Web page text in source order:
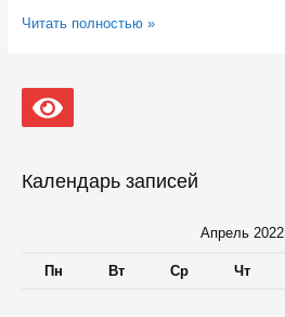
Вице-
экономике
ответит
на
в
Читать полностью »
Календарь записей
Апрель 2022
Пн Вт Ср Чт